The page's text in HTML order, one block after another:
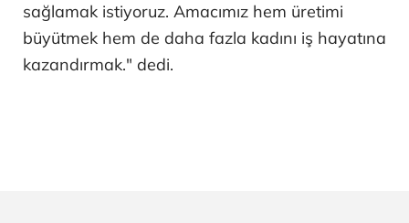
sağlamak istiyoruz. Amacımız hem üretimi
büyütmek hem de daha fazla kadını iş hayatına
kazandırmak." dedi.